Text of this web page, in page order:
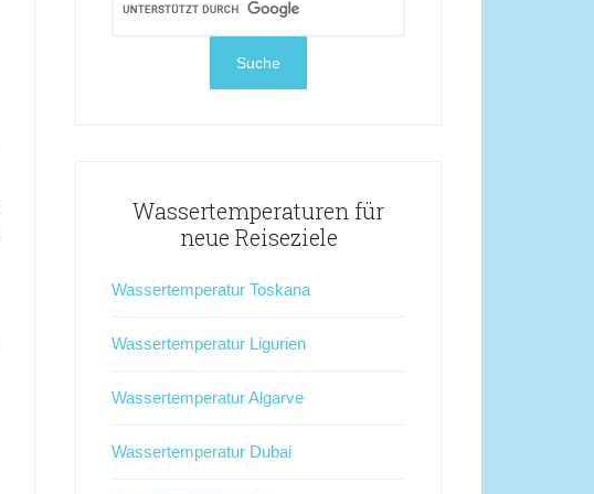
Wassertemperaturen für
neue Reiseziele
Wassertemperatur Toskana
Wassertemperatur Ligurien
Wassertemperatur Algarve
Wassertemperatur Dubai